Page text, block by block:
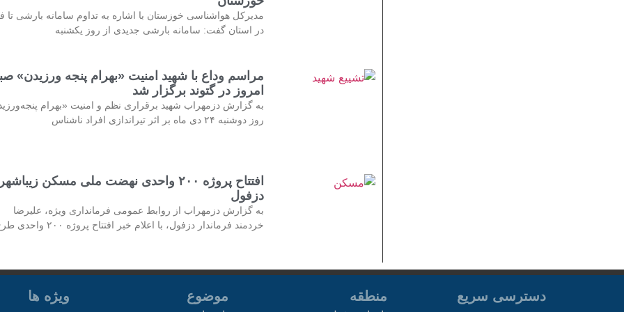
مدیرکل هواشناسی خوزستان با اشاره به تداوم سامانه بارشی تا
در استان گفت: سامانه بارشی جدیدی از روز یکشنبه
مراسم وداع با شهید امنیت «بهرام پنجه ورزیدن»
امروز در گتوند برگزار شد
به گزارش دزمهراب شهید برقراری نظم و امنیت «بهرام
روز دوشنبه ۲۴ دی ماه بر اثر تیراندازی افراد ناشناس
افتتاح پروژه ۲۰۰ واحدی نهضت ملی مسکن زیباشهر
دزفول
به گزارش دزمهراب از روابط عمومی فرمانداری ویژه، علیرضا
خردمند فرماندار دزفول، با اعلام خبر افتتاح پروژه ۲۰۰ واحدی طرح
دسترسی سریع منطقه موضوع ویژه ها